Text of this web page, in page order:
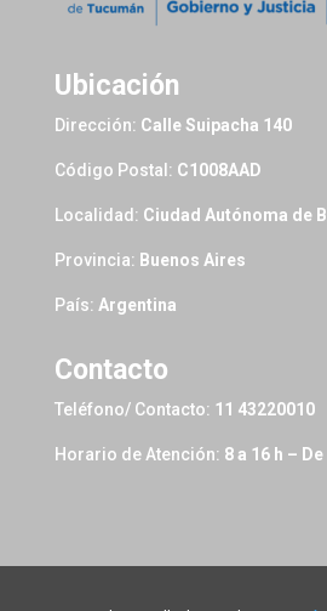
Ubicación
Dirección: Calle Suipacha 140
Código Postal: C1008AAD
Localidad: Ciudad Autónoma de
Provincia: Buenos Aires
País: Argentina
Contacto
Teléfono/ Contacto: 11 43220010
Horario de Atención: 8 a 16 h –